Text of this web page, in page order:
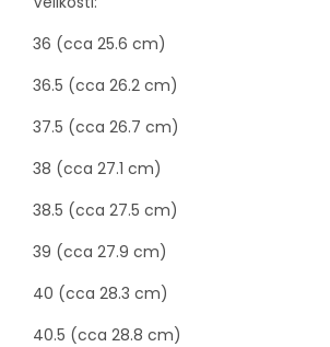
36 (cca 25.6 cm)
36.5 (cca 26.2 cm)
37.5 (cca 26.7 cm)
38 (cca 27.1 cm)
38.5 (cca 27.5 cm)
39 (cca 27.9 cm)
40 (cca 28.3 cm)
40.5 (cca 28.8 cm)